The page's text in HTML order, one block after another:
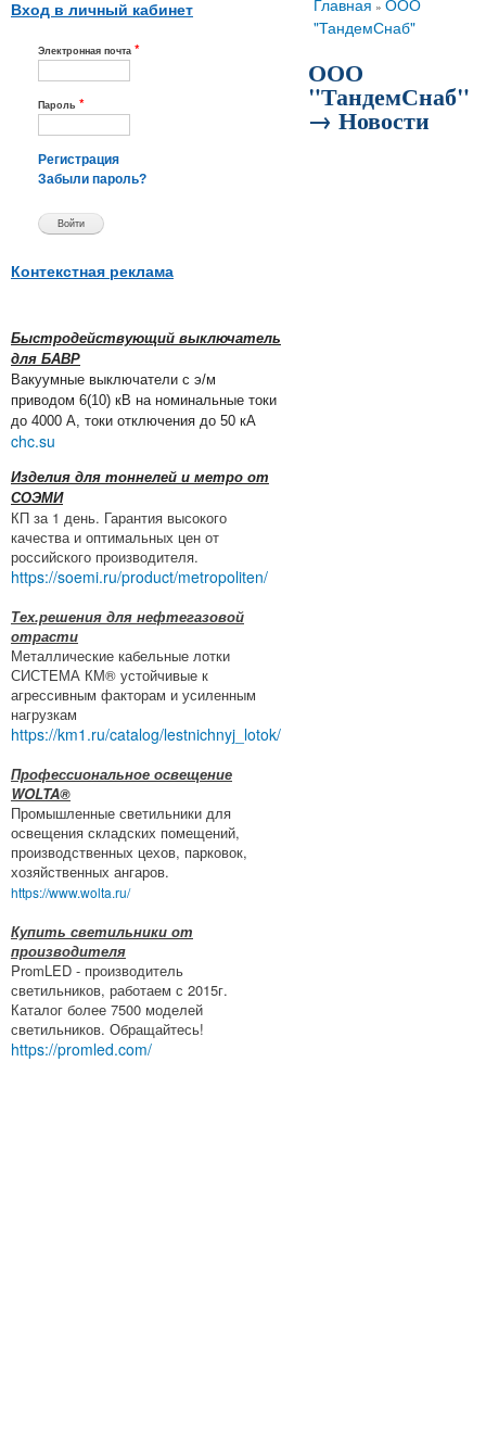
Вход в личный кабинет
Электронная почта *
Пароль *
Регистрация
Забыли пароль?
Контекстная реклама
Быстродействующий выключатель
для БАВР
Вакуумные выключатели с э/м
приводом 6(10) кВ на номинальные токи
до 4000 А, токи отключения до 50 кА
chc.su
Изделия для тоннелей и метро от
СОЭМИ
КП за 1 день. Гарантия высокого
качества и оптимальных цен от
российского производителя.
https://soemi.ru/product/metropoliten/
Тех.решения для нефтегазовой
отрасти
Металлические кабельные лотки
СИСТЕМА КМ® устойчивые к
агрессивным факторам и усиленным
нагрузкам
https://km1.ru/catalog/lestnichnyj_lotok/
Профессиональное освещение
WOLTA®
Промышленные светильники для
освещения складских помещений,
производственных цехов, парковок,
хозяйственных ангаров.
https://www.wolta.ru/
Купить светильники от
производителя
PromLED - производитель
светильников, работаем с 2015г.
Каталог более 7500 моделей
светильников. Обращайтесь!
https://promled.com/
Вы здесь
Главная » ООО
"ТандемСнаб"
ООО
"ТандемСнаб"
→ Новости